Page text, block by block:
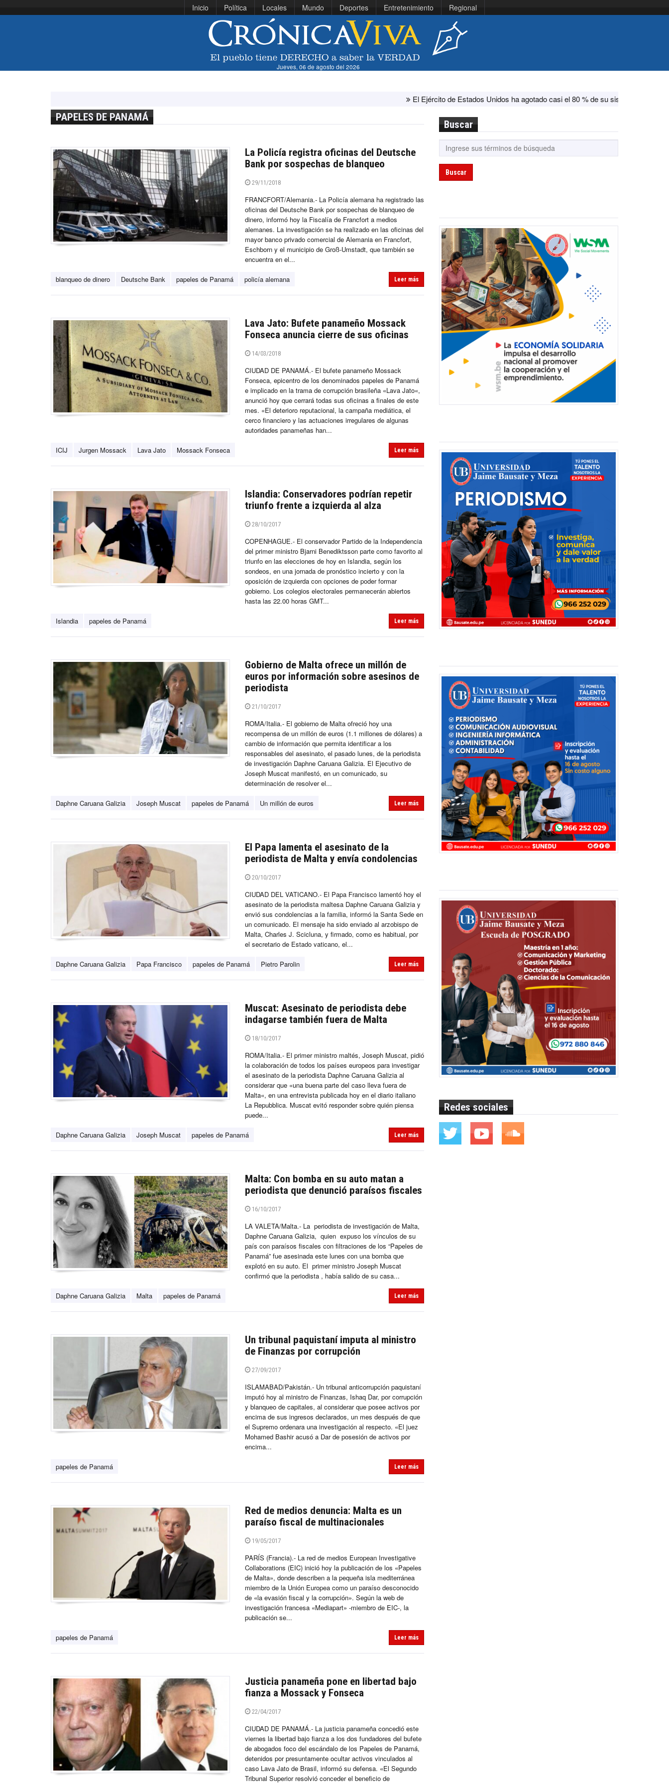
Inicio Política Locales Mundo Deportes Entretenimiento Regional
Jueves, 06 de agosto del 2026
El Ejército de Estados Unidos ha agotado casi el 80 % de su sistema antimisiles, según CNN
PAPELES DE PANAMÁ
La Policía registra oficinas del Deutsche
Bank por sospechas de blanqueo
29/11/2018
FRANCFORT/Alemania.- La Policía alemana ha registrado las
oficinas del Deutsche Bank por sospechas de blanqueo de
dinero, informó hoy la Fiscalía de Francfort a medios
alemanes. La investigación se ha realizado en las oficinas del
mayor banco privado comercial de Alemania en Francfort,
Eschborn y el municipio de Groß-Umstadt, que también se
encuentra en el...
blanqueo de dinero Deutsche Bank papeles de Panamá policía alemana Leer más
Lava Jato: Bufete panameño Mossack
Fonseca anuncia cierre de sus oficinas
14/03/2018
CIUDAD DE PANAMÁ.- El bufete panameño Mossack
Fonseca, epicentro de los denominados papeles de Panamá
e implicado en la trama de corrupción brasileña «Lava Jato«,
anunció hoy que cerrará todas sus oficinas a finales de este
mes. «El deterioro reputacional, la campaña mediática, el
cerco financiero y las actuaciones irregulares de algunas
autoridades panameñas han...
ICIJ Jurgen Mossack Lava Jato Mossack Fonseca Leer más
Islandia: Conservadores podrían repetir
triunfo frente a izquierda al alza
28/10/2017
COPENHAGUE.- El conservador Partido de la Independencia
del primer ministro Bjarni Benediktsson parte como favorito al
triunfo en las elecciones de hoy en Islandia, según los
sondeos, en una jornada de pronóstico incierto y con la
oposición de izquierda con opciones de poder formar
gobierno. Los colegios electorales permanecerán abiertos
hasta las 22.00 horas GMT...
Islandia papeles de Panamá Leer más
Gobierno de Malta ofrece un millón de
euros por información sobre asesinos de
periodista
21/10/2017
ROMA/Italia.- El gobierno de Malta ofreció hoy una
recompensa de un millón de euros (1.1 millones de dólares) a
cambio de información que permita identificar a los
responsables del asesinato, el pasado lunes, de la periodista
de investigación Daphne Caruana Galizia. El Ejecutivo de
Joseph Muscat manifestó, en un comunicado, su
determinación de resolver el...
Daphne Caruana Galizia Joseph Muscat papeles de Panamá Un millón de euros Leer más
El Papa lamenta el asesinato de la
periodista de Malta y envía condolencias
20/10/2017
CIUDAD DEL VATICANO.- El Papa Francisco lamentó hoy el
asesinato de la periodista maltesa Daphne Caruana Galizia y
envió sus condolencias a la familia, informó la Santa Sede en
un comunicado. El mensaje ha sido enviado al arzobispo de
Malta, Charles J. Scicluna, y firmado, como es habitual, por
el secretario de Estado vaticano, el...
Daphne Caruana Galizia Papa Francisco papeles de Panamá Pietro Parolin Leer más
Muscat: Asesinato de periodista debe
indagarse también fuera de Malta
18/10/2017
ROMA/Italia.- El primer ministro maltés, Joseph Muscat, pidió
la colaboración de todos los países europeos para investigar
el asesinato de la periodista Daphne Caruana Galizia al
considerar que «una buena parte del caso lleva fuera de
Malta«, en una entrevista publicada hoy en el diario italiano
La Repubblica. Muscat evitó responder sobre quién piensa
puede...
Daphne Caruana Galizia Joseph Muscat papeles de Panamá Leer más
Malta: Con bomba en su auto matan a
periodista que denunció paraísos fiscales
16/10/2017
LA VALETA/Malta.- La periodista de investigación de Malta,
Daphne Caruana Galizia, quien expuso los vínculos de su
país con paraísos fiscales con filtraciones de los “Papeles de
Panamá” fue asesinada este lunes con una bomba que
explotó en su auto. El primer ministro Joseph Muscat
confirmó que la periodista , había salido de su casa...
Daphne Caruana Galizia Malta papeles de Panamá Leer más
Un tribunal paquistaní imputa al ministro
de Finanzas por corrupción
27/09/2017
ISLAMABAD/Pakistán.- Un tribunal anticorrupción paquistaní
imputó hoy al ministro de Finanzas, Ishaq Dar, por corrupción
y blanqueo de capitales, al considerar que posee activos por
encima de sus ingresos declarados, un mes después de que
el Supremo ordenara una investigación al respecto. «El juez
Mohamed Bashir acusó a Dar de posesión de activos por
encima...
papeles de Panamá Leer más
Red de medios denuncia: Malta es un
paraíso fiscal de multinacionales
19/05/2017
PARÍS (Francia).- La red de medios European Investigative
Collaborations (EIC) inició hoy la publicación de los «Papeles
de Malta», donde describen a la pequeña isla mediterránea
miembro de la Unión Europea como un paraíso desconocido
de «la evasión fiscal y la corrupción». Según la web de
investigación francesa «Mediapart» -miembro de EIC-, la
publicación se...
papeles de Panamá Leer más
Justicia panameña pone en libertad bajo
fianza a Mossack y Fonseca
22/04/2017
CIUDAD DE PANAMÁ.- La justicia panameña concedió este
viernes la libertad bajo fianza a los dos fundadores del bufete
de abogados foco del escándalo de los Papeles de Panamá,
detenidos por presuntamente ocultar activos vinculados al
caso Lava Jato de Brasil, informó su defensa. «El Segundo
Tribunal Superior resolvió conceder el beneficio de
Buscar
Buscar
Redes sociales